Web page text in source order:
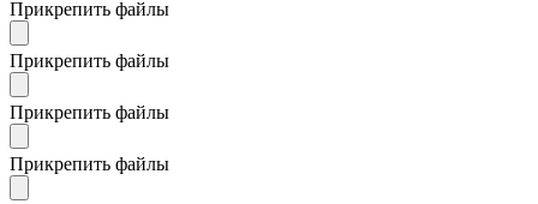
Прикрепить файлы
Прикрепить файлы
Прикрепить файлы
Прикрепить файлы